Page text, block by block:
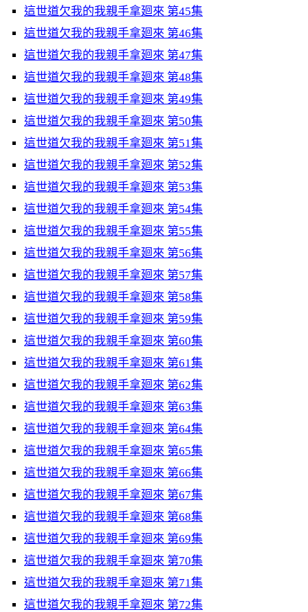
這世道欠我的我親手拿廻來 第45集
這世道欠我的我親手拿廻來 第46集
這世道欠我的我親手拿廻來 第47集
這世道欠我的我親手拿廻來 第48集
這世道欠我的我親手拿廻來 第49集
這世道欠我的我親手拿廻來 第50集
這世道欠我的我親手拿廻來 第51集
這世道欠我的我親手拿廻來 第52集
這世道欠我的我親手拿廻來 第53集
這世道欠我的我親手拿廻來 第54集
這世道欠我的我親手拿廻來 第55集
這世道欠我的我親手拿廻來 第56集
這世道欠我的我親手拿廻來 第57集
這世道欠我的我親手拿廻來 第58集
這世道欠我的我親手拿廻來 第59集
這世道欠我的我親手拿廻來 第60集
這世道欠我的我親手拿廻來 第61集
這世道欠我的我親手拿廻來 第62集
這世道欠我的我親手拿廻來 第63集
這世道欠我的我親手拿廻來 第64集
這世道欠我的我親手拿廻來 第65集
這世道欠我的我親手拿廻來 第66集
這世道欠我的我親手拿廻來 第67集
這世道欠我的我親手拿廻來 第68集
這世道欠我的我親手拿廻來 第69集
這世道欠我的我親手拿廻來 第70集
這世道欠我的我親手拿廻來 第71集
這世道欠我的我親手拿廻來 第72集